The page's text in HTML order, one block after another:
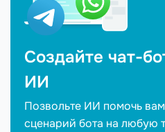
Создайте чат-
ИИ
Позвольте ИИ помочь
сценарий бота на любую